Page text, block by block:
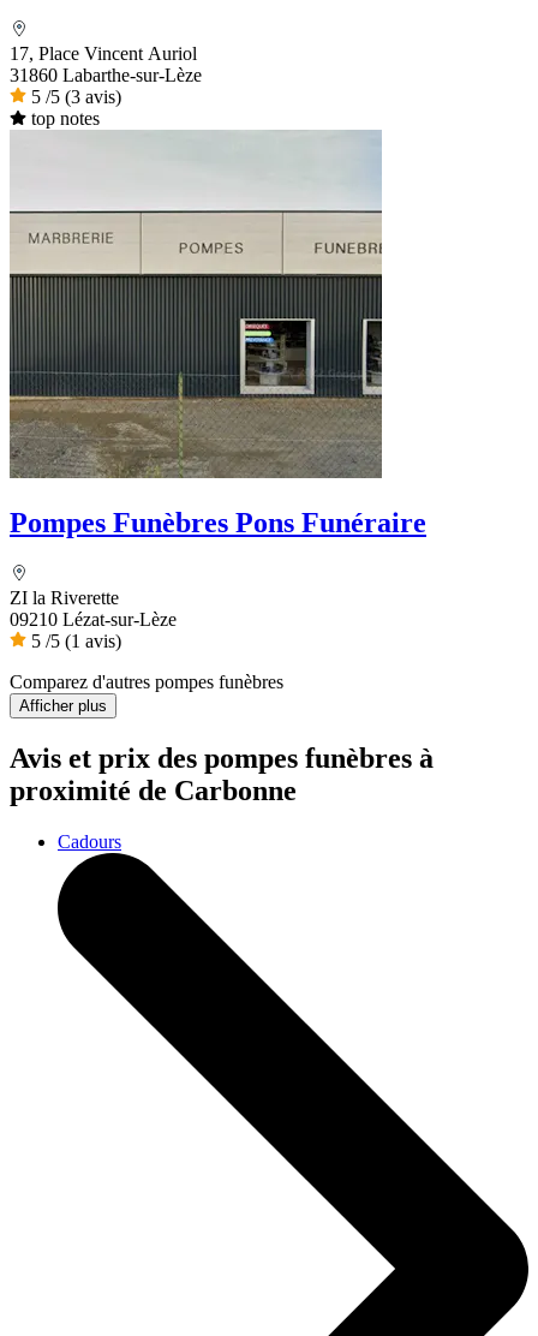
17, Place Vincent Auriol
31860 Labarthe-sur-Lèze
5 /5 (3 avis)
top notes
Pompes Funèbres Pons Funéraire
ZI la Riverette
09210 Lézat-sur-Lèze
5 /5 (1 avis)
Comparez d'autres pompes funèbres
Afficher plus
Avis et prix des pompes funèbres à
proximité de Carbonne
Cadours